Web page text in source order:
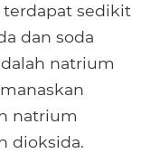
sedikit
dan soda
natrium
natrium
dioksida.